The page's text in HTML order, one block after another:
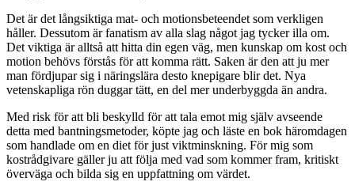
Det är det långsiktiga mat- och motionsbeteendet som verkligen
håller. Dessutom är fanatism av alla slag något jag tycker illa om.
Det viktiga är alltså att hitta din egen väg, men kunskap om kost och
motion behövs förstås för att komma rätt. Saken är den att ju mer
man fördjupar sig i näringslära desto knepigare blir det. Nya
vetenskapliga rön duggar tätt, en del mer underbyggda än andra.
Med risk för att bli beskylld för att tala emot mig själv avseende
detta med bantningsmetoder, köpte jag och läste en bok häromdagen
som handlade om en diet för just viktminskning. För mig som
kostrådgivare gäller ju att följa med vad som kommer fram, kritiskt
överväga och bilda sig en uppfattning om värdet.